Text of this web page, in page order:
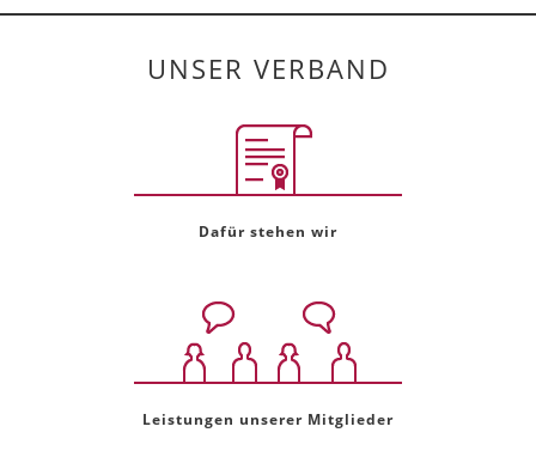
UNSER VERBAND
Dafür stehen wir
Leistungen unserer Mitglieder